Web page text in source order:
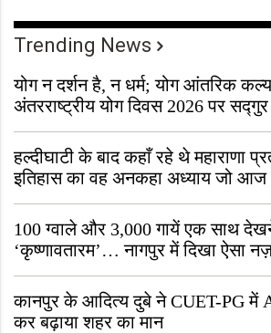
Trending News
योग न दर्शन है, न धर्म; योग आंतरिक
अंतरराष्ट्रीय योग दिवस 2026 पर सद्गुर
हल्दीघाटी के बाद कहाँ रहे थे महाराणा
इतिहास का वह अनकहा अध्याय जो आज
जीवित है
100 ग्वाले और 3,000 गायें एक साथ
‘कृष्णावतारम’… नागपुर में दिखा ऐसा
“ऐसा तो सिर्फ़ कृष्ण ही कर सकते हैं”
कानपुर के आदित्य दुबे ने CUET-PG में
कर बढ़ाया शहर का मान